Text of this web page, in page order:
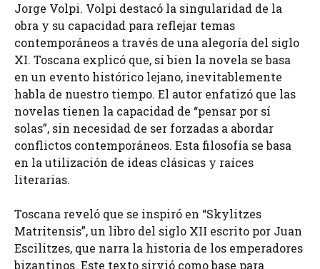
Jorge Volpi. Volpi destacó la singularidad de la
obra y su capacidad para reflejar temas
contemporáneos a través de una alegoría del siglo
XI. Toscana explicó que, si bien la novela se basa
en un evento histórico lejano, inevitablemente
habla de nuestro tiempo. El autor enfatizó que las
novelas tienen la capacidad de “pensar por sí
solas”, sin necesidad de ser forzadas a abordar
conflictos contemporáneos. Esta filosofía se basa
en la utilización de ideas clásicas y raíces
literarias.
Toscana reveló que se inspiró en “Skylitzes
Matritensis”, un libro del siglo XII escrito por Juan
Escilitzes, que narra la historia de los emperadores
bizantinos. Este texto sirvió como base para